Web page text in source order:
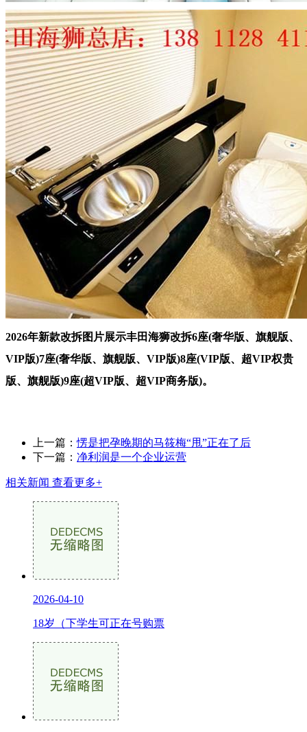
2026年新款改拆图片展示丰田海狮改拆6座(奢华版、旗舰版、
VIP版)7座(奢华版、旗舰版、VIP版)8座(VIP版、超VIP权贵
版、旗舰版)9座(超VIP版、超VIP商务版)。
上一篇：愣是把孕晚期的马筱梅“甩”正在了后
下一篇： 净利润是一个企业运营
相关新闻 查看更多+
2026-04-10
18岁（下学生可正在号购票